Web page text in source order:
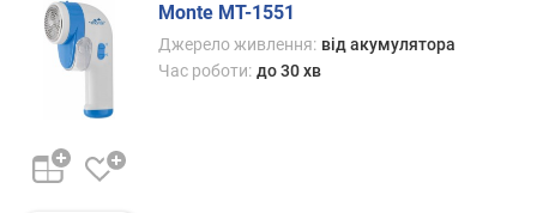
з
а
у
л
Monte MT-1551
Джерело живлення: від акумулятора
Час роботи: до 30 хв